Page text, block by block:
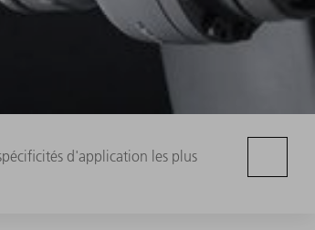
d'application les plus